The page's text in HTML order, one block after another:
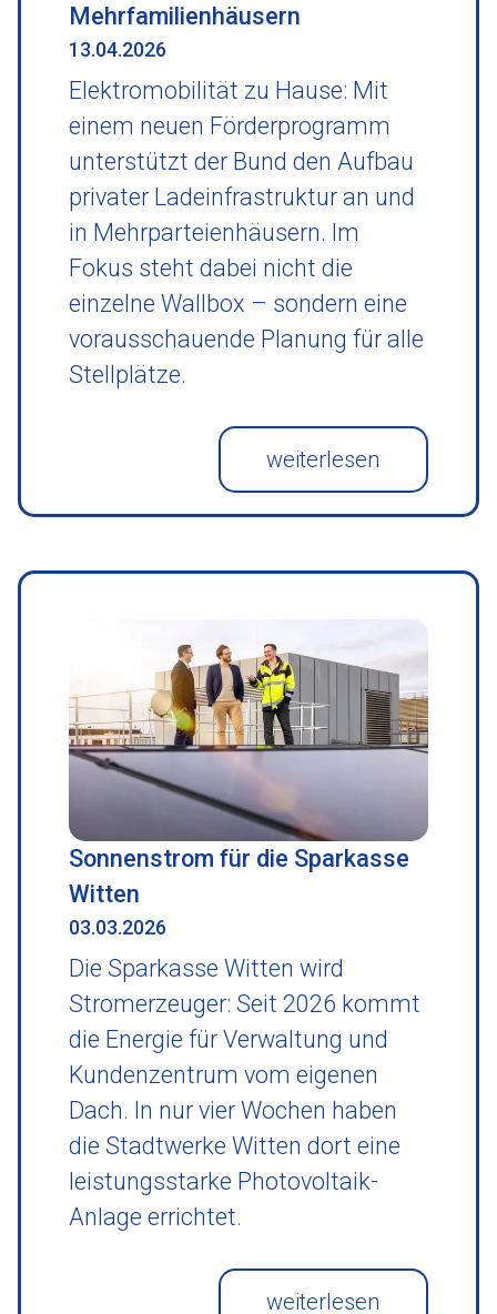
Mehrfamilienhäusern
13.04.2026
Elektromobilität zu Hause: Mit
einem neuen Förderprogramm
unterstützt der Bund den Aufbau
privater Ladeinfrastruktur an und
in Mehrparteienhäusern. Im
Fokus steht dabei nicht die
einzelne Wallbox – sondern eine
vorausschauende Planung für alle
Stellplätze.
weiterlesen
Sonnenstrom für die Sparkasse
Witten
03.03.2026
Die Sparkasse Witten wird
Stromerzeuger: Seit 2026 kommt
die Energie für Verwaltung und
Kundenzentrum vom eigenen
Dach. In nur vier Wochen haben
die Stadtwerke Witten dort eine
leistungsstarke Photovoltaik-
Anlage errichtet.
weiterlesen